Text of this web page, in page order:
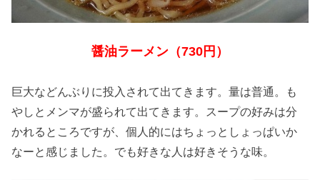
醤油ラーメン（730円）
巨大などんぶりに投入されて出てきます。量は普通。も
やしとメンマが盛られて出てきます。スープの好みは分
かれるところですが、個人的にはちょっとしょっぱいか
なーと感じました。でも好きな人は好きそうな味。